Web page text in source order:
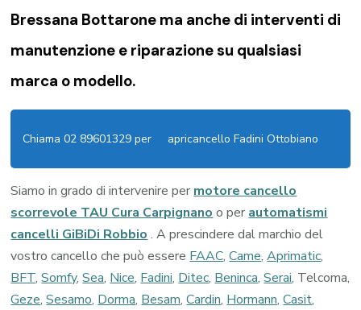
Bressana Bottarone ma anche di interventi di
manutenzione e riparazione su qualsiasi
marca o modello.
Chiama 02 89601329 per apricancello Fadini Ottobiano
Siamo in grado di intervenire per motore cancello
scorrevole TAU Cura Carpignano o per automatismi
cancelli GiBiDi Robbio . A prescindere dal marchio del
vostro cancello che può essere FAAC,Came,Aprimatic,
BFT,Somfy,Sea, Nice, Fadini, Ditec, Beninca,Serai, Telcoma,
Geze,Sesamo, Dorma, Besam,Cardin, Hormann,Casit,